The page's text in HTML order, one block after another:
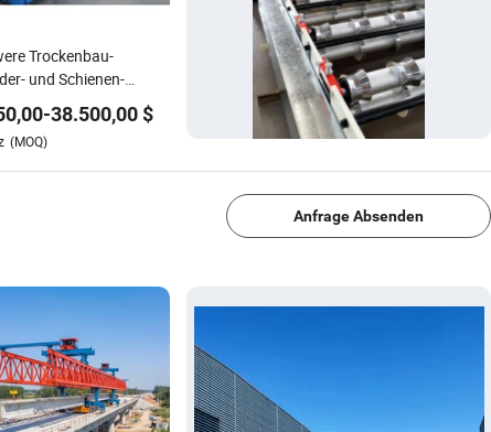
Trockenbau-
und Schienen-
im Bauwesen
-38.500,00$
(MOQ)
Anfrage Absenden